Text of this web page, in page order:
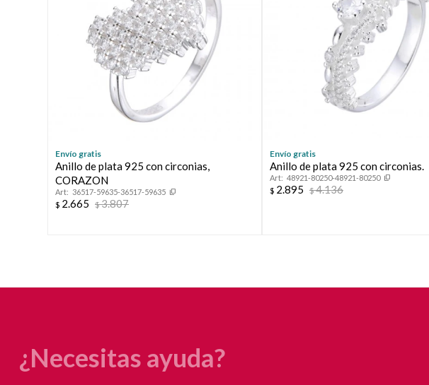
Envío gratis
Anillo de plata 925 con circonias,
CORAZON
36517-59635-36517-59635
$ 2.665 $3.807
Envío gratis
Anillo de plata 925 con circonias.
48921-80250-48921-80250
$ 2.895 $4.136
¿Necesitas ayuda?